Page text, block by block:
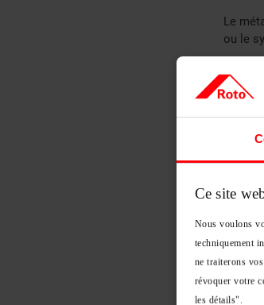
Ce site
Nous voulons
techniquement
ne traiterons
révoquer votre
les détails".
Le
ou le
Le
crucial
du
cadre
de